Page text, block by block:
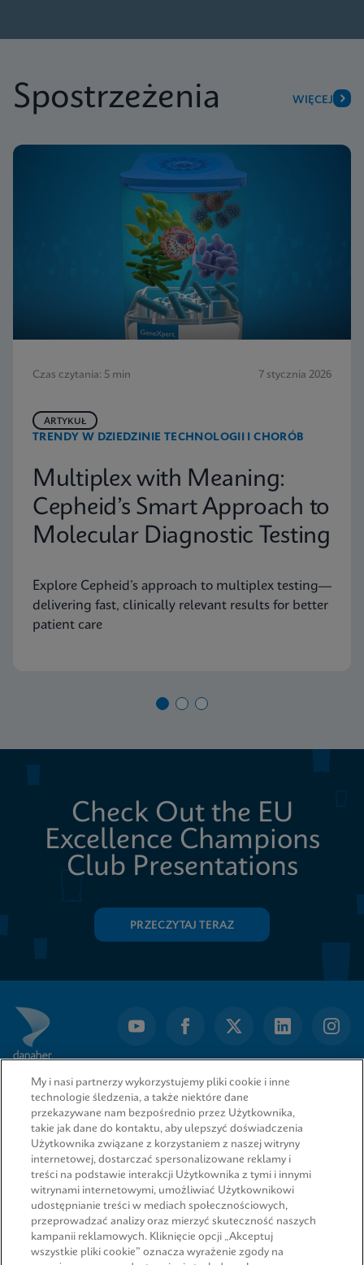
Spostrzeżenia WIĘCEJ
Czas czytania: 5 min 7 stycznia 2026
TRENDY W DZIEDZINIE TECHNOLOGII I CHORÓB
ARTYKUŁ
Multiplex with Meaning:
Cepheid’s Smart Approach to
Molecular Diagnostic Testing
Explore Cepheid’s approach to multiplex testing—
delivering fast, clinically relevant results for better
patient care
Check Out the EU
Excellence Champions
Club Presentations
PRZECZYTAJ TERAZ
SZYBKIE ŁĄCZA
My i nasi partnerzy wykorzystujemy pliki cookie i inne
technologie śledzenia, a także niektóre dane
przekazywane nam bezpośrednio przez Użytkownika,
takie jak dane do kontaktu, aby ulepszyć doświadczenia
Użytkownika związane z korzystaniem z naszej witryny
internetowej, dostarczać spersonalizowane reklamy i
treści na podstawie interakcji Użytkownika z tymi i innymi
witrynami internetowymi, umożliwiać Użytkownikowi
udostępnianie treści w mediach społecznościowych,
przeprowadzać analizy oraz mierzyć skuteczność naszych
kampanii reklamowych. Kliknięcie opcji „Akceptuj
wszystkie pliki cookie” oznacza wyrażenie zgody na